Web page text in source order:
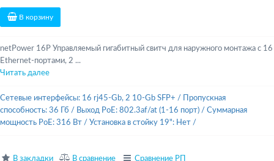
В корзину
netPower 16P Управляемый гигабитный свитч для наружного монтажа с 16
Ethernet-портами, 2 ...
Читать далее
Сетевые интерфейсы: 16 rj45-Gb, 2 10-Gb SFP+ /
Пропускная
способность: 36 Гб / Выход PoE: 802.3af/at (1-16 порт) / Суммарная
мощность PoE: 316 Вт / Установка в стойку 19": Нет /
В закладки В сравнение Сравнение РП